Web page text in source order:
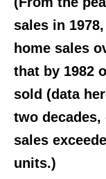
sales in
home sales
that by 1982
sold (data
two
sales
units.)